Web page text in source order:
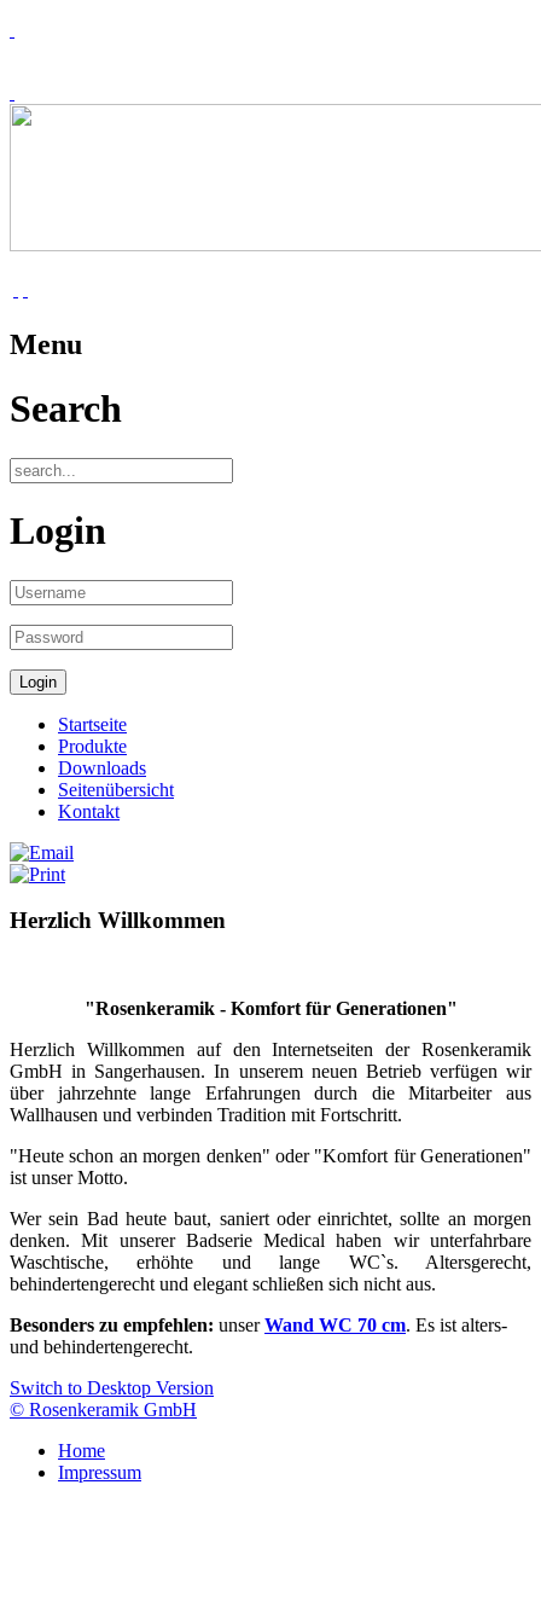
Menu
Search
Login
Startseite
Produkte
Downloads
Seitenübersicht
Kontakt
Herzlich Willkommen
"Rosenkeramik - Komfort für Generationen"
Herzlich Willkommen auf den Internetseiten der Rosenkeramik
GmbH in Sangerhausen. In unserem neuen Betrieb verfügen wir
über jahrzehnte lange Erfahrungen durch die Mitarbeiter aus
Wallhausen und verbinden Tradition mit Fortschritt.
"Heute schon an morgen denken" oder "Komfort für Generationen"
ist unser Motto.
Wer sein Bad heute baut, saniert oder einrichtet, sollte an morgen
denken. Mit unserer Badserie Medical haben wir unterfahrbare
Waschtische, erhöhte und lange WC`s. Altersgerecht,
behindertengerecht und elegant schließen sich nicht aus.
Besonders zu empfehlen: unser Wand WC 70 cm. Es ist alters-
und behindertengerecht.
Switch to Desktop Version
© Rosenkeramik GmbH
Home
Impressum